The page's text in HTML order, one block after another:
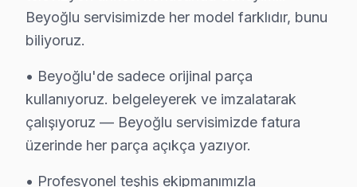
Kulaksız'da Profilo TV Servisi
Kulaksız, ailelerin yoğun olarak yaşadığı bir mahalle
Kuloğlu'da Profilo TV Servisi
Kuloğlu, farklı yaş gruplarına hitap eden bir mahalle
Küçük Piyale'de Profilo TV Servisi
Küçük Piyale, çeşitli kültürel geçmişlere sahip
Beyoğlu servisimizde her model farklıdır, bunu
biliyoruz.
• Beyoğlu'de sadece orijinal parça
kullanıyoruz. belgeleyerek ve imzalatarak
çalışıyoruz — Beyoğlu servisimizde fatura
üzerinde her parça açıkça yazıyor.
• Profesyonel teşhis ekipmanımızla